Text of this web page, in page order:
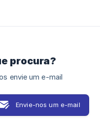
procura?
envie um e-mail
Envie-nos um e-mail